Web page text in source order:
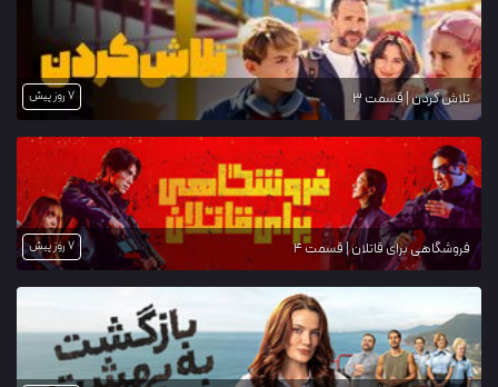
تلاش کردن | قسمت 3 7 روز پیش
فروشگاهی برای قاتلان | قسمت 4 7 روز پیش